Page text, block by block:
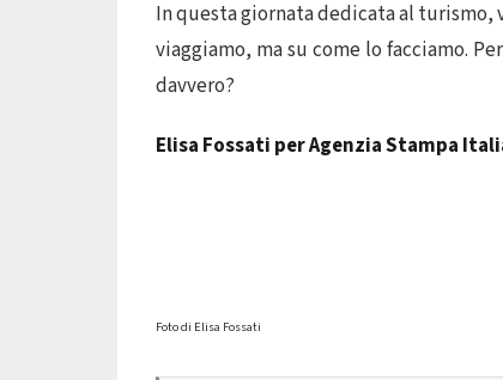
In questa giornata dedicata al turismo,
viaggiamo, ma su come lo facciamo.
davvero?
Elisa Fossati per Agenzia Stampa
Foto di Elisa Fossati